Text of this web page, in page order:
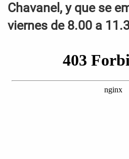
Chavanel, y que se
viernes de 8.00 a